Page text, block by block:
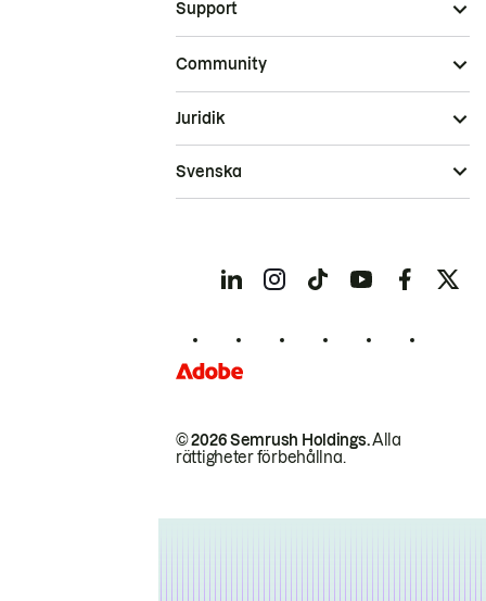
Support
Community
© 2026 Semrush Holdings.Alla
rättigheter förbehållna.
Juridik
Svenska